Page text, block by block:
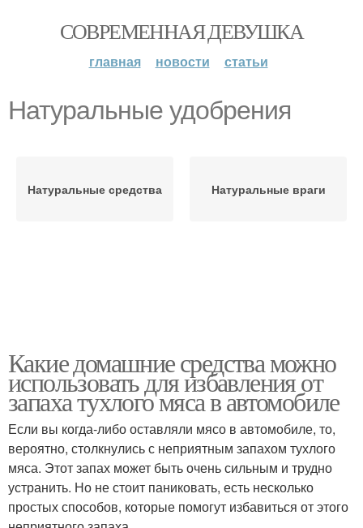
СОВРЕМЕННАЯ ДЕВУШКА
главная новости статьи
Натуральные удобрения
Натуральные средства Натуральные враги
Какие домашние средства можно
использовать для избавления от
запаха тухлого мяса в автомобиле
Если вы когда-либо оставляли мясо в автомобиле, то,
вероятно, столкнулись с неприятным запахом тухлого
мяса. Этот запах может быть очень сильным и трудно
устранить. Но не стоит паниковать, есть несколько
простых способов, которые помогут избавиться от этого